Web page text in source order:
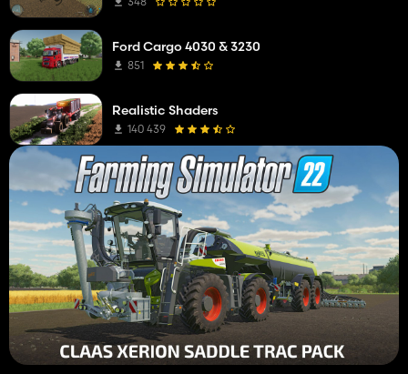
Ford Cargo 4030 & 3230
851
Realistic Shaders
140 439